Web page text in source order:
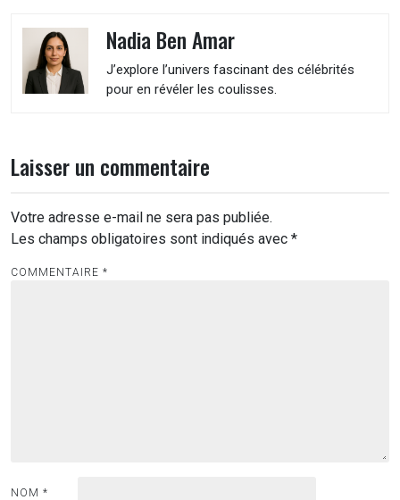
Nadia Ben Amar
J’explore l’univers fascinant des célébrités
pour en révéler les coulisses.
Laisser un commentaire
Votre adresse e-mail ne sera pas publiée.
Les champs obligatoires sont indiqués avec *
COMMENTAIRE *
NOM *